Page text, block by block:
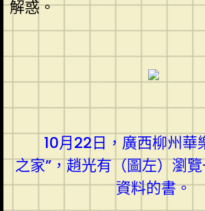
解惑。
10月22日，廣西柳州華
之家”，趙光有（圖左）瀏
資料的書。